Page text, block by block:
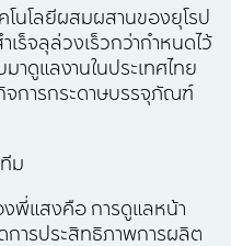
โนโลยีผสมผสานของยุโรป
เร็จลุล่วงเร็วกว่ากำหนดไว้
าดูแลงานในประเทศไทย
จการกระดาษบรรจุภัณฑ์
ม
งพี่แสงคือ การดูแลหน้า
การประสิทธิภาพการผลิต